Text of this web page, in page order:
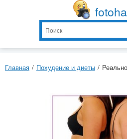
Главная / Похудение и диеты /